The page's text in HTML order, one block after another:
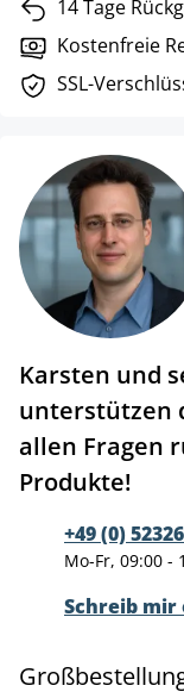
14 Tage
Kostenfreie
SSL-
Karsten und
unterstützen
allen Fragen
Produkte!
+49 (0)
Mo-Fr, 09:00 -
Schreib mir